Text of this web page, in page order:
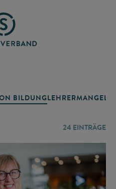
BILDUNGLEHRERMANGEL
24 EINTRÄGE